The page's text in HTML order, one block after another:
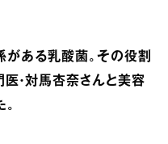
ある乳酸菌。その役割
・対馬杏奈さんと美容